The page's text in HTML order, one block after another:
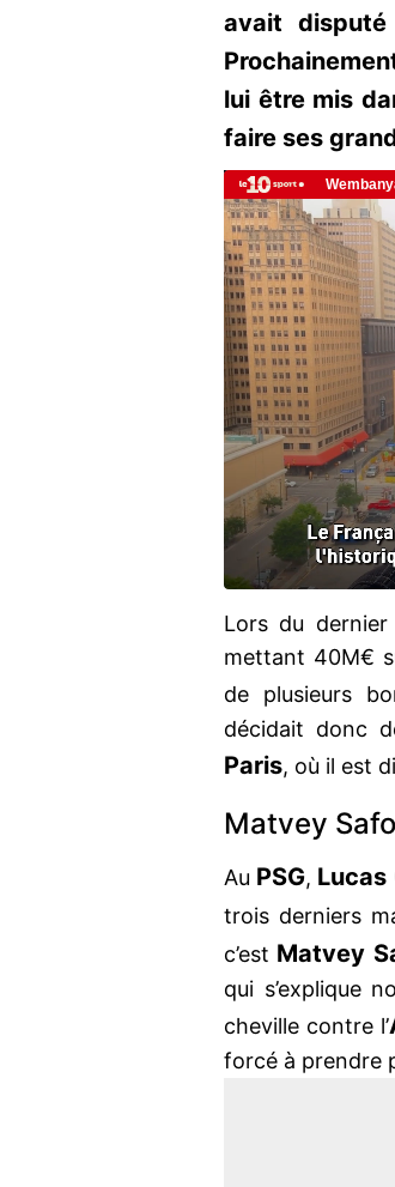
avait
lui être mis
faire ses
Lors du
mettant 40M€
de plusieurs
décidait donc
Paris, où il est
Matvey
Au PSG, Lucas
trois derniers
c’est Matvey
qui s’explique
cheville contre l’
forcé à prendre